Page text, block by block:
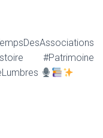
#Patrimoine